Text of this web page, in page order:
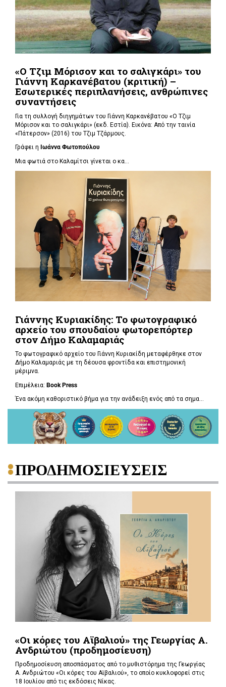
«Ο Τζιμ Μόρισον και το σαλιγκάρι» του
Γιάννη Καρκανέβατου (κριτική) –
Εσωτερικές περιπλανήσεις, ανθρώπινες
συναντήσεις
Για τη συλλογή διηγημάτων του Γιάννη Καρκανέβατου «Ο Τζιμ
Μόρισον και το σαλιγκάρι» (εκδ. Εστία). Εικόνα: Από την ταινία
«Πάτερσον» (2016) του Τζιμ Τζάρμους.
Γράφει η Ιωάννα Φωτοπούλου
Μια φωτιά στο Καλαμίτσι γίνεται ο κα...
Γιάννης Κυριακίδης: Το φωτογραφικό
αρχείο του σπουδαίου φωτορεπόρτερ
στον Δήμο Καλαμαριάς
Το φωτογραφικό αρχείο του Γιάννη Κυριακίδη μεταφέρθηκε στον
Δήμο Καλαμαριάς με τη δέουσα φροντίδα και επιστημονική
μέριμνα.
Επιμέλεια: Book Press
Ένα ακόμη καθοριστικό βήμα για την ανάδειξη ενός από τα σημα...
ΠΡΟΔΗΜΟΣΙΕΥΣΕΙΣ
«Οι κόρες του Αϊβαλιού» της Γεωργίας Α.
Ανδριώτου (προδημοσίευση)
Προδημοσίευση αποσπάσματος από το μυθιστόρημα της Γεωργίας
Α. Ανδριώτου «Οι κόρες του Αϊβαλιού», το οποίο κυκλοφορεί στις
18 Ιουλίου από τις εκδόσεις Νίκας.